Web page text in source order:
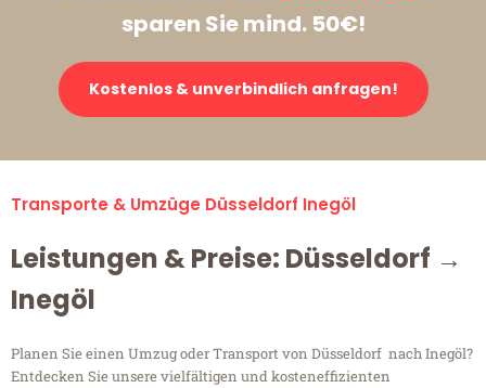
sparen Sie mind. 50€!
Kostenlos & unverbindlich anfragen!
Transporte & Umzüge Düsseldorf Inegöl
Leistungen & Preise: Düsseldorf →
Inegöl
Planen Sie einen Umzug oder Transport von Düsseldorf nach Inegöl?
Entdecken Sie unsere vielfältigen und kosteneffizienten